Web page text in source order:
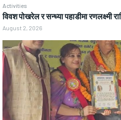
Activities
विवश पोखरेल र सन्ध्या पहाडीमा रणलक्ष्मी
August 2, 2026